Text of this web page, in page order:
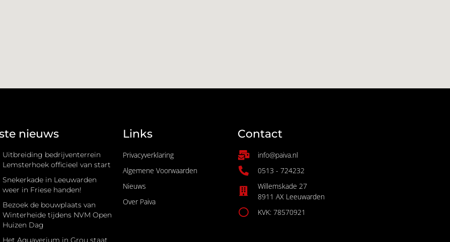
nieuws
Uitbreiding bedrijventerrein
Lemsterhoek officieel van start
Snekerkade in Leeuwarden
weer in Friese handen!
Bezoek de bouwplaats van
Winterheide tijdens NVM Open
Huizen Dag
Links
Privacyverklaring
Algemene Voorwaarden
Nieuws
Over Paiva
Contact
info@paiva.nl
0513 - 724232
Willemskade 27
8911 AX Leeuwarden
KVK: 78570921